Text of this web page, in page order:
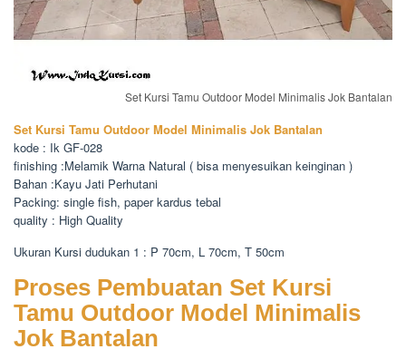
Set Kursi Tamu Outdoor Model Minimalis Jok Bantalan
Set Kursi Tamu Outdoor Model Minimalis Jok Bantalan
kode : Ik GF-028
finishing :Melamik Warna Natural ( bisa menyesuikan keinginan )
Bahan :Kayu Jati Perhutani
Packing: single fish, paper kardus tebal
quality : High Quality
Ukuran Kursi dudukan 1 : P 70cm, L 70cm, T 50cm
Proses Pembuatan Set Kursi
Tamu Outdoor Model Minimalis
Jok Bantalan